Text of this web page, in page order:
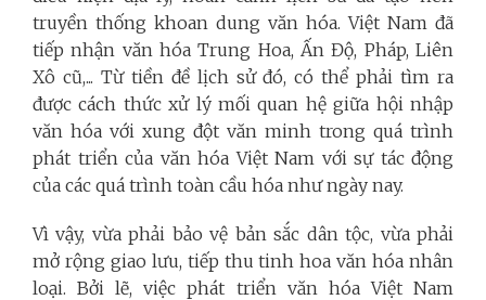
truyền thống khoan dung văn hóa. Việt Nam đã
tiếp nhận văn hóa Trung Hoa, Ấn Độ, Pháp, Liên
Xô cũ,... Từ tiền đề lịch sử đó, có thể phải tìm ra
được cách thức xử lý mối quan hệ giữa hội nhập
văn hóa với xung đột văn minh trong quá trình
phát triển của văn hóa Việt Nam với sự tác động
của các quá trình toàn cầu hóa như ngày nay.
Vì vậy, vừa phải bảo vệ bản sắc dân tộc, vừa phải
mở rộng giao lưu, tiếp thu tinh hoa văn hóa nhân
loại. Bởi lẽ, việc phát triển văn hóa Việt Nam